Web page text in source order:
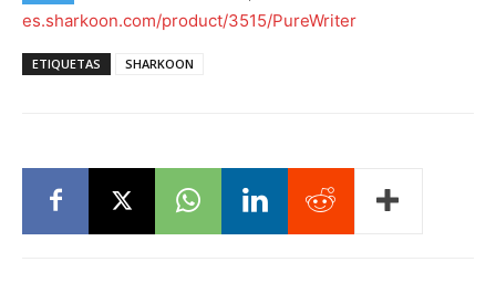
es.sharkoon.com/product/3515/PureWriter
ETIQUETAS SHARKOON